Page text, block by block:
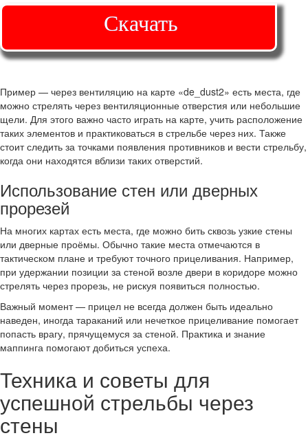
Скачать
Пример — через вентиляцию на карте «de_dust2» есть места, где
можно стрелять через вентиляционные отверстия или небольшие
щели. Для этого важно часто играть на карте, учить расположение
таких элементов и практиковаться в стрельбе через них. Также
стоит следить за точками появления противников и вести стрельбу,
когда они находятся вблизи таких отверстий.
Использование стен или дверных
прорезей
На многих картах есть места, где можно бить сквозь узкие стены
или дверные проёмы. Обычно такие места отмечаются в
тактическом плане и требуют точного прицеливания. Например,
при удержании позиции за стеной возле двери в коридоре можно
стрелять через прорезь, не рискуя появиться полностью.
Важный момент — прицел не всегда должен быть идеально
наведен, иногда тараканий или нечеткое прицеливание помогает
попасть врагу, прячущемуся за стеной. Практика и знание
маппинга помогают добиться успеха.
Техника и советы для
успешной стрельбы через
стены